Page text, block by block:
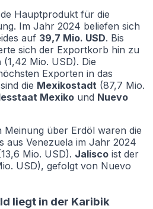
Hauptprodukt für die
Im Jahr 2024 beliefen sich
auf 39,7 Mio. USD. Bis
sich der Exportkorb hin zu
(1,42 Mio. USD). Die
Exporten in das
die Mexikostadt (87,7 Mio.
Mexiko und Nuevo
Meinung über Erdöl waren die
aus Venezuela im Jahr 2024
Mio. USD). Jalisco ist der
USD), gefolgt von Nuevo
liegt in der Karibik